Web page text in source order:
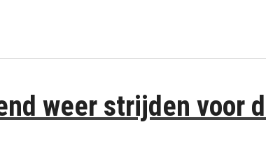
weer strijden voor